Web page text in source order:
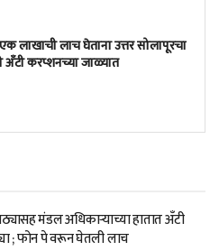
लाखाची लाच घेताना उत्तर सोलापूरचा
करप्शनच्या जाळ्यात
मंडल अधिकाऱ्याच्या हातात अँटी
; फोन पे वरून घेतली लाच